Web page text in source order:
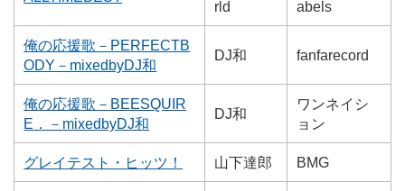
rld
abels
俺の応援歌－PERFECTB
ODY－mixedbyDJ和
DJ和 fanfarecord
俺の応援歌－BEESQUIR
E．－mixedbyDJ和
DJ和
ワンネイシ
ョン
グレイテスト・ヒッツ！ 山下達郎 BMG